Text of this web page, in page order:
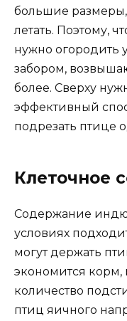
большие
летать. Поэтому,
нужно огородить
забором,
более. Сверху
эффективный
подрезать птице
Клеточное
Содержание
условиях
могут держать
экономится корм,
количество
птиц яичного